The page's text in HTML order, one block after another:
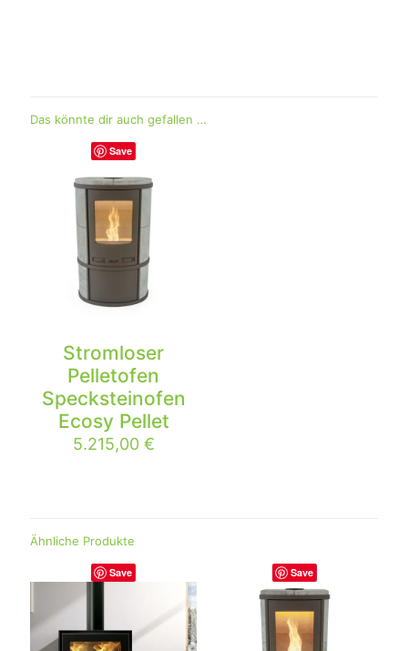
Das könnte dir auch gefallen …
Save
Stromloser
Pelletofen
Specksteinofen
Ecosy Pellet
5.215,00 €
Ähnliche Produkte
Save Save